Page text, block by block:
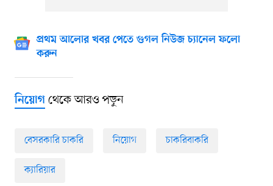
প্রথম আলোর খবর পেতে গুগল নিউজ চ্যানেল ফলো
করুন
নিয়োগথেকে আরও পড়ুন
বেসরকারি চাকরি নিয়োগ চাকরিবাকরি
ক্যারিয়ার